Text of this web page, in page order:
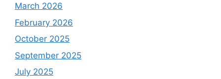
March 2026
February 2026
October 2025
September 2025
July 2025